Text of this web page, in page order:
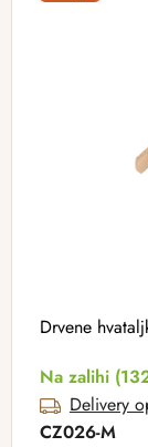
Drvene
Na zalihi
Delivery
CZ026-M